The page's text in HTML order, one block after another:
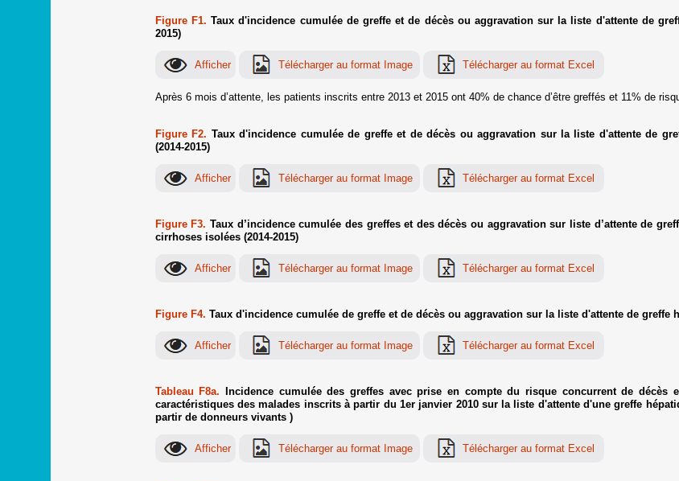
Figure F1. Taux d'incidence cumulée de greffe et de décès ou aggravation sur la liste d'attente de
2015)
Après 6 mois d’attente, les patients inscrits entre 2013 et 2015 ont 40% de chance d’être greffés et 11% de
Figure F2. Taux d'incidence cumulée de greffe et de décès ou aggravation sur la liste d'attente de
(2014-2015)
Figure F3. Taux d’incidence cumulée des greffes et des décès ou aggravation sur liste d’attente de
cirrhoses isolées (2014-2015)
Figure F4. Taux d'incidence cumulée de greffe et de décès ou aggravation sur la liste d'attente de greffe
Tableau F8a. Incidence cumulée des greffes avec prise en compte du risque concurrent de décès
caractéristiques des malades inscrits à partir du 1er janvier 2010 sur la liste d'attente d'une greffe
partir de donneurs vivants )